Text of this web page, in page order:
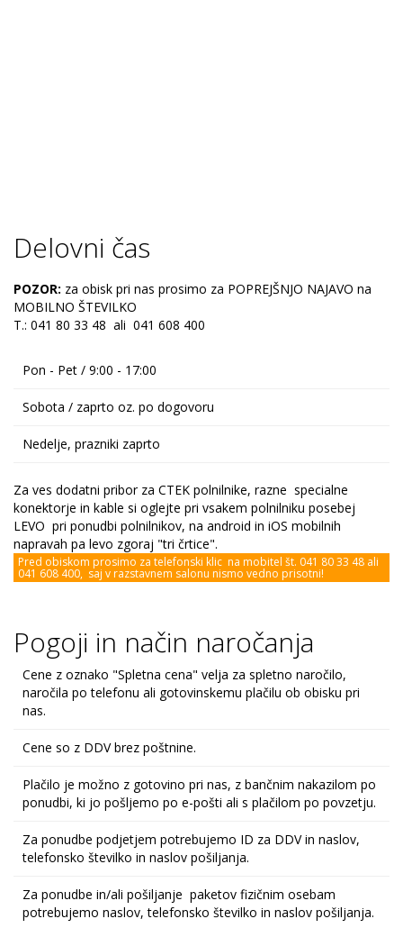
Delovni čas
POZOR: za obisk pri nas prosimo za POPREJŠNJO NAJAVO na
MOBILNO ŠTEVILKO
T.: 041 80 33 48 ali 041 608 400
Pon - Pet / 9:00 - 17:00
Sobota / zaprto oz. po dogovoru
Nedelje, prazniki zaprto
Za ves dodatni pribor za CTEK polnilnike, razne specialne
konektorje in kable si oglejte pri vsakem polnilniku posebej
LEVO pri ponudbi polnilnikov, na android in iOS mobilnih
napravah pa levo zgoraj "tri črtice".
Pred obiskom prosimo za telefonski klic na mobitel št. 041 80 33 48 ali
041 608 400, saj v razstavnem salonu nismo vedno prisotni!
Pogoji in način naročanja
Cene z oznako "Spletna cena" velja za spletno naročilo,
naročila po telefonu ali gotovinskemu plačilu ob obisku pri
nas.
Cene so z DDV brez poštnine.
Plačilo je možno z gotovino pri nas, z bančnim nakazilom po
ponudbi, ki jo pošljemo po e-pošti ali s plačilom po povzetju.
Za ponudbe podjetjem potrebujemo ID za DDV in naslov,
telefonsko številko in naslov pošiljanja.
Za ponudbe in/ali pošiljanje paketov fizičnim osebam
potrebujemo naslov, telefonsko številko in naslov pošiljanja.